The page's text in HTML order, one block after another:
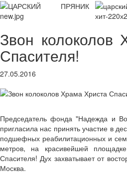
Звон колоколов
Спасителя!
27.05.2016
Председатель фонда "Надежда и
пригласила нас принять участие в
подшефных реабилитационных и
метров, на красивейшей
Спасителя! Дух захватывает от
Москва.